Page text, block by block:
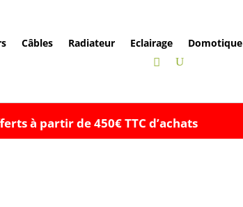
Câbles Radiateur Eclairage Domotique
à partir de 450€ TTC d’achats